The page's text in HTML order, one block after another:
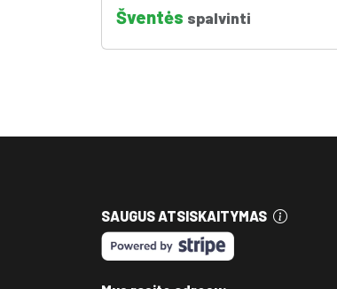
Šventės spalvinti
SAUGUS ATSISKAITYMAS